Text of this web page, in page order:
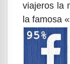
viajeros la
la famosa